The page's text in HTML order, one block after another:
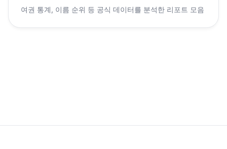
여권 통계, 이름 순위 등 공식 데이터를 분석한 리포트 모음